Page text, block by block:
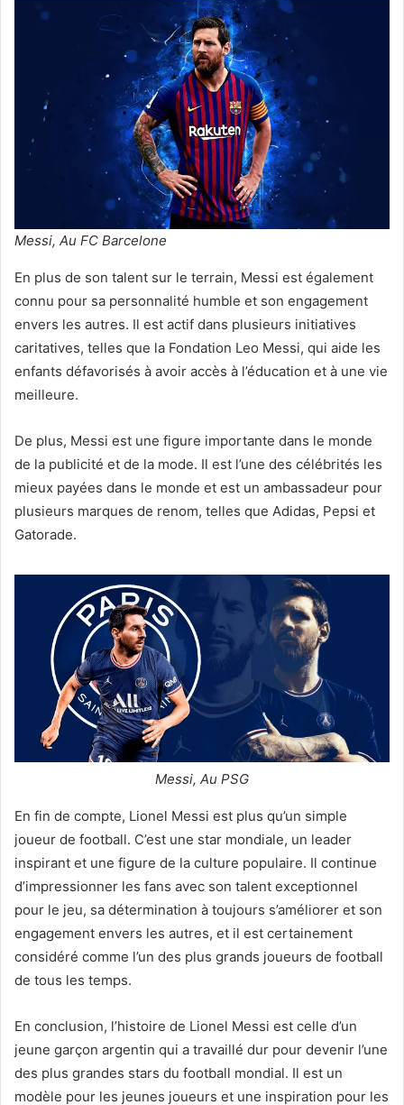
Messi, Au FC Barcelone
En plus de son talent sur le terrain, Messi est également
connu pour sa personnalité humble et son engagement
envers les autres. Il est actif dans plusieurs initiatives
caritatives, telles que la Fondation Leo Messi, qui aide les
enfants défavorisés à avoir accès à l’éducation et à une vie
meilleure.
De plus, Messi est une figure importante dans le monde
de la publicité et de la mode. Il est l’une des célébrités les
mieux payées dans le monde et est un ambassadeur pour
plusieurs marques de renom, telles que Adidas, Pepsi et
Gatorade.
Messi, Au PSG
En fin de compte, Lionel Messi est plus qu’un simple
joueur de football. C’est une star mondiale, un leader
inspirant et une figure de la culture populaire. Il continue
d’impressionner les fans avec son talent exceptionnel
pour le jeu, sa détermination à toujours s’améliorer et son
engagement envers les autres, et il est certainement
considéré comme l’un des plus grands joueurs de football
de tous les temps.
En conclusion, l’histoire de Lionel Messi est celle d’un
jeune garçon argentin qui a travaillé dur pour devenir l’une
des plus grandes stars du football mondial. Il est un
modèle pour les jeunes joueurs et une inspiration pour les